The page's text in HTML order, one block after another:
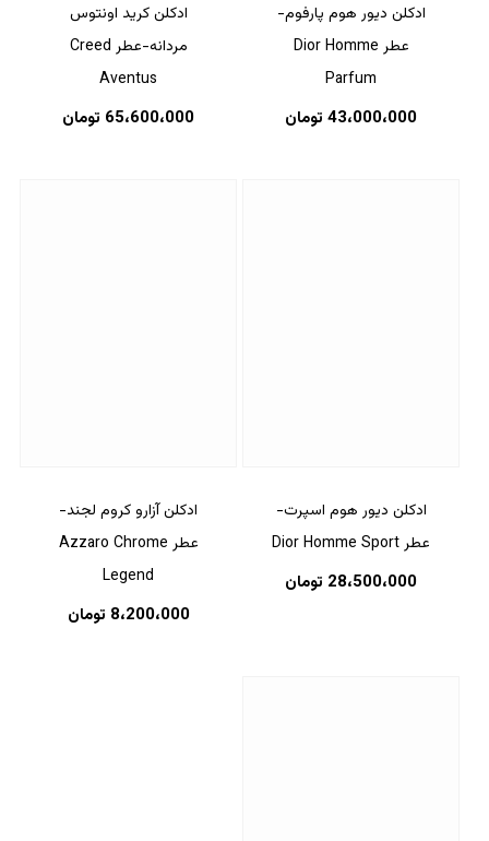
ادکلن دیور هوم پارفوم-
عطر Dior Homme
Parfum
43،000،000 تومان
ادکلن کرید اونتوس
مردانه-عطر Creed
Aventus
65،600،000 تومان
ادکلن دیور هوم اسپرت-
عطر Dior Homme Sport
28،500،000 تومان
ادکلن آزارو کروم لجند-
عطر Azzaro Chrome
Legend
8،200،000 تومان